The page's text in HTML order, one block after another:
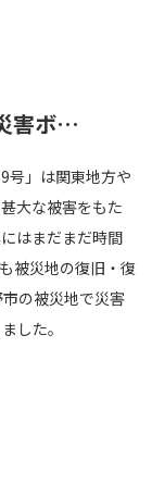
令和元年台風第19号佐野市災害ボランティアに従業員76名が参加
号」は関東地方や
大な被害をもた
はまだまだ時間
被災地の復旧・復
の被災地で災害
した。